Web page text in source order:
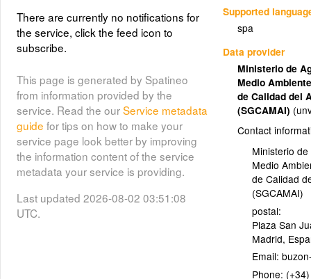
Supported
spa
Data provider
Ministerio de
Medio
de Calidad del
(SGCAMAI)
Contact
Ministerio
Medio
de Calidad
(SGCAMAI)
postal:
Plaza San
Madrid,
Email:
Phone:
There are currently no notifications for
the service, click the feed icon to
subscribe.
This page is generated by Spatineo
from information provided by the
service. Read the ourService metadata
guide for tips on how to make your
service page look better by improving
the information content of the service
metadata your service is providing.
Last updated 2026-08-02 03:51:08
UTC.